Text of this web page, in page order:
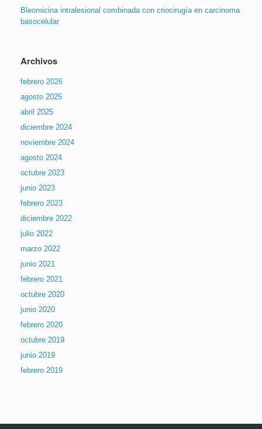
Bleomicina intralesional combinada con criocirugía en carcinoma
basocelular
Archivos
febrero 2026
agosto 2025
abril 2025
diciembre 2024
noviembre 2024
agosto 2024
octubre 2023
junio 2023
febrero 2023
diciembre 2022
julio 2022
marzo 2022
junio 2021
febrero 2021
octubre 2020
junio 2020
febrero 2020
octubre 2019
junio 2019
febrero 2019